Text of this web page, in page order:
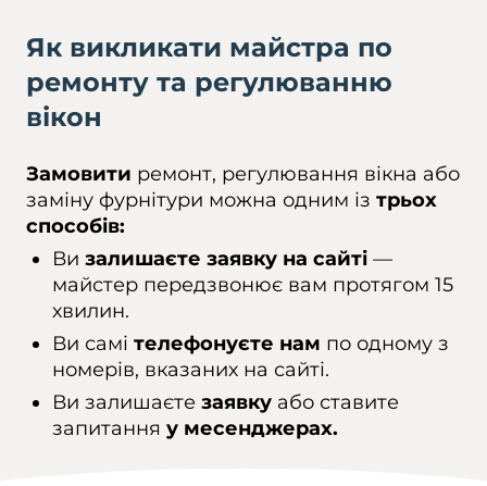
Як викликати майстра по
ремонту та регулюванню
вікон
Замовити ремонт, регулювання вікна або
заміну фурнітури можна одним із трьох
способів:
Ви залишаєте заявку на сайті —
майстер передзвонює вам протягом 15
хвилин.
Ви самі телефонуєте нам по одному з
номерів, вказаних на сайті.
Ви залишаєте заявку або ставите
запитання у месенджерах.